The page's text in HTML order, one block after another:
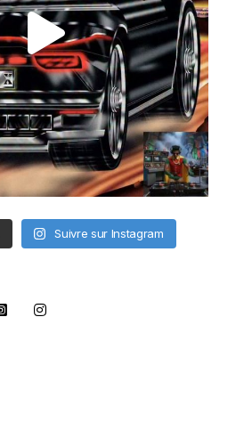
Suivre sur Instagram